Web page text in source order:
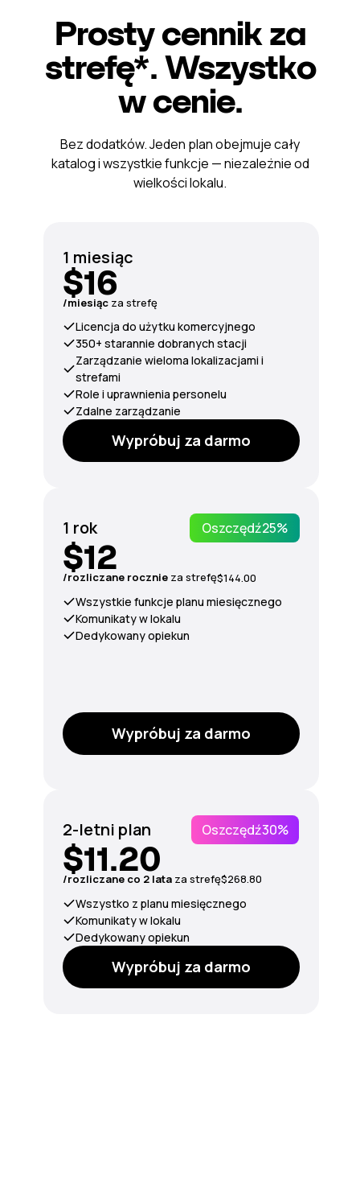
Prosty cennik za
strefę*. Wszystko
w cenie.
1 miesiąc
$16
/miesiąc za strefę
Licencja do użytku komercyjnego
350+ starannie dobranych stacji
Zarządzanie wieloma lokalizacjami i
strefami
Role i uprawnienia personelu
Zdalne zarządzanie
Wypróbuj za darmo
1 rok Oszczędź25%
$12
/rozliczane rocznie za strefę$144.00
Wszystkie funkcje planu miesięcznego
Komunikaty w lokalu
Dedykowany opiekun
Wypróbuj za darmo
2-letni plan Oszczędź30%
$11.20
/rozliczane co 2 lata za strefę$268.80
Wszystko z planu miesięcznego
Komunikaty w lokalu
Dedykowany opiekun
Wypróbuj za darmo
Bez dodatków. Jeden plan obejmuje cały
katalog i wszystkie funkcje — niezależnie od
wielkości lokalu.